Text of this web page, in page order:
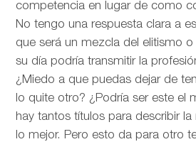
competencia en lugar de como
No tengo una respuesta clara a
que será un mezcla del elitismo
su día podría transmitir la
¿Miedo a que puedas dejar de
lo quite otro? ¿Podría ser este el
hay tantos títulos para describir
lo mejor. Pero esto da para otro